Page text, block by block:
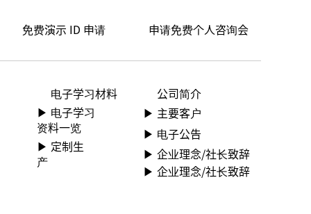
申请免费个人咨询会
免费演示 ID 申请
电子学习材料
▶ ︎电子学习
资料一览
▶ 定制生
产
公司简介
▶ ︎主要客户
▶ ︎电子公告
▶ ︎︎企业理念/社长致辞
▶ ︎︎企业理念/社长致辞